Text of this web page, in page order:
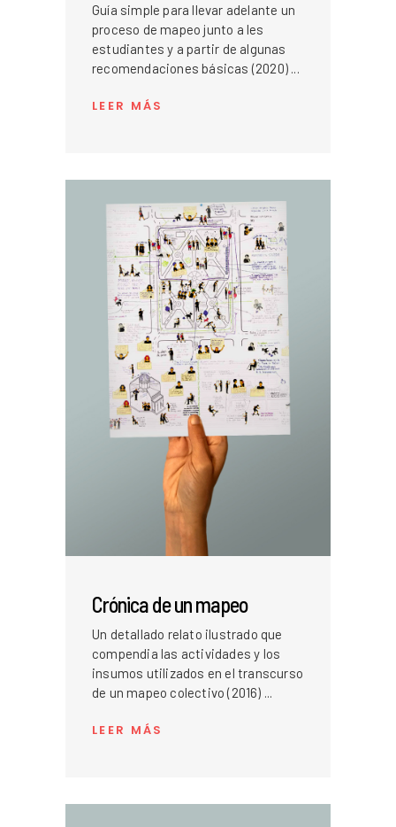
Guía simple para llevar adelante un
proceso de mapeo junto a les
estudiantes y a partir de algunas
recomendaciones básicas (2020)
LEER MÁS
Crónica de un mapeo
Un detallado relato ilustrado que
compendia las actividades y los
insumos utilizados en el transcurso
de un mapeo colectivo (2016)
LEER MÁS